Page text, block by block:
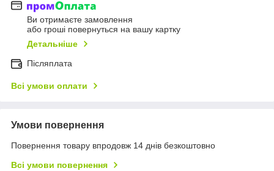
Ви отримаєте замовлення
або гроші повернуться на вашу картку
Детальніше
Післяплата
Всі умови оплати
Умови повернення
Повернення товару впродовж 14 днів безкоштовно
Всі умови повернення